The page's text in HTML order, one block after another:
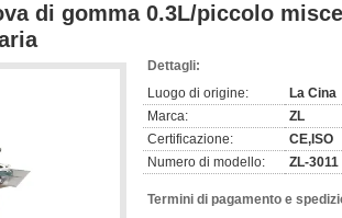
di gomma 0.3L/piccolo
Dettagli:
Luogo di origine:
La Cina
Marca:
ZL
Certificazione:
CE,ISO
Numero di modello:
ZL-3011
Termini di pagamento e